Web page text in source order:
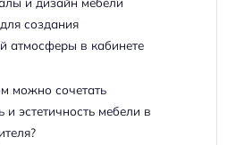
создания
атмосферы в кабинете
можно сочетать
и эстетичность мебели в